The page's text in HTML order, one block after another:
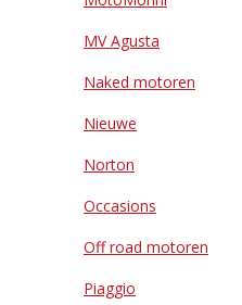
MV Agusta
Naked motoren
Nieuwe
Norton
Occasions
Off road motoren
Piaggio